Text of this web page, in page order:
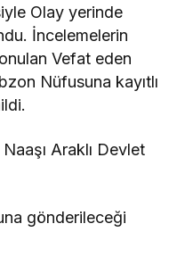
Olay yerinde
İncelemelerin
Vefat eden
Nüfusuna kayıtlı
Araklı Devlet
gönderileceği